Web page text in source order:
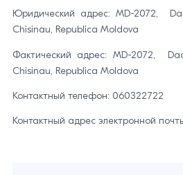
Юридический адрес: MD-2072,
Chisinau, Republica Moldova
Фактический адрес: MD-2072,
Chisinau, Republica Moldova
Контактный телефон: 060322722
Контактный адрес электронной